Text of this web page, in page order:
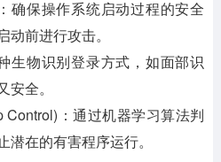
确保操作系统启动过程的安全
前进行攻击。
生物识别登录方式，如面部识
全。
Control)：通过机器学习算法判
在的有害程序运行。